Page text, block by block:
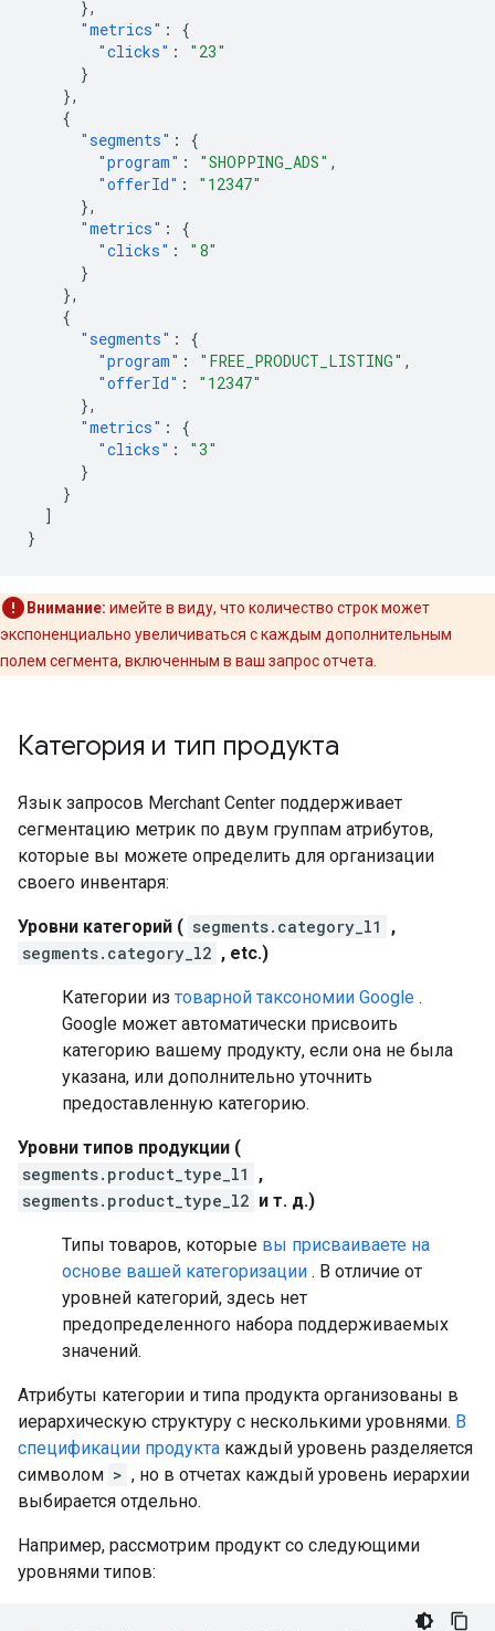
},
"metrics" :
{
"clicks" :
"23"
}
},
{
"segments" :
{
"program" : "SHOPPING_ADS" ,
"offerId" :
"12347"
},
"metrics" :
{
"clicks" :
"8"
}
},
{
"segments" :
{
"program" : "FREE_PRODUCT_LISTING" ,
"offerId" :
"12347"
},
"metrics" :
{
"clicks" :
"3"
}
}
]
}
Внимание: имейте в виду, что количество строк может
экспоненциально увеличиваться с каждым дополнительным
полем сегмента, включенным в ваш запрос отчета.
Категория и тип продукта
Язык запросов Merchant Center поддерживает
сегментацию метрик по двум группам атрибутов,
которые вы можете определить для организации
своего инвентаря:
Уровни категорий ( segments.category_l1
,
segments.category_l2 , etc.)
Категории из товарной таксономии Google .
Google может автоматически присвоить
категорию вашему продукту, если она не была
указана, или дополнительно уточнить
предоставленную категорию.
Уровни типов продукции (
segments.product_type_l1
,
segments.product_type_l2 и т. д.)
Типы товаров, которые вы присваиваете на
основе вашей категоризации . В отличие от
уровней категорий, здесь нет
предопределенного набора поддерживаемых
значений.
Атрибуты категории и типа продукта организованы в
иерархическую структуру с несколькими уровнями. В
спецификации продукта каждый уровень разделяется
символом > , но в отчетах каждый уровень иерархии
выбирается отдельно.
Например, рассмотрим продукт со следующими
уровнями типов: